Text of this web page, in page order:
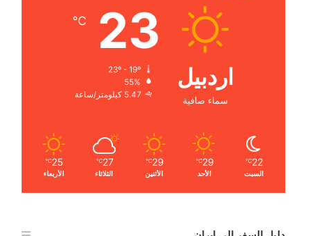
اردبيل
سماء صافية
23
℃
55%
5.47 كيلومتر/ساعة
22
℃
السبت
29
℃
الأحد
29
℃
الأثنين
27
℃
الثلاثاء
25
℃
الأربعاء